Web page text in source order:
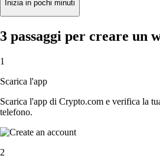
Inizia in pochi minuti
3 passaggi per creare un
1
Scarica l'app
Scarica l'app di Crypto.com e verifica la
telefono.
2